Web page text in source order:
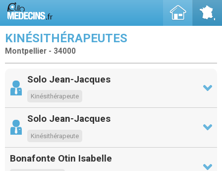
KINÉSITHÉRAPEUTES
Montpellier - 34000
Solo Jean-Jacques
Kinésithérapeute
Solo Jean-Jacques
Kinésithérapeute
Bonafonte Otin Isabelle